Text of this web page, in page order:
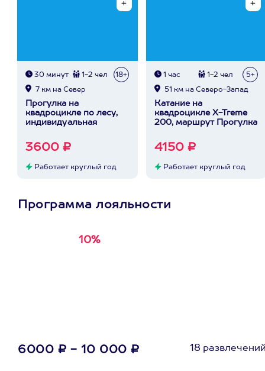
30 минут 1-2 чел 18+
7 км на Север
Прогулка на
квадроцикле по лесу,
индивидуальная
3600 ₽
Работает круглый год
1 час 1-2 чел 5+
51 км на Северо-Запад
Катание на
квадроцикле X-Treme
200, маршрут Прогулка
4150 ₽
Работает круглый год
Программа лояльности
10%
6000 ₽ - 10 000 ₽ 18